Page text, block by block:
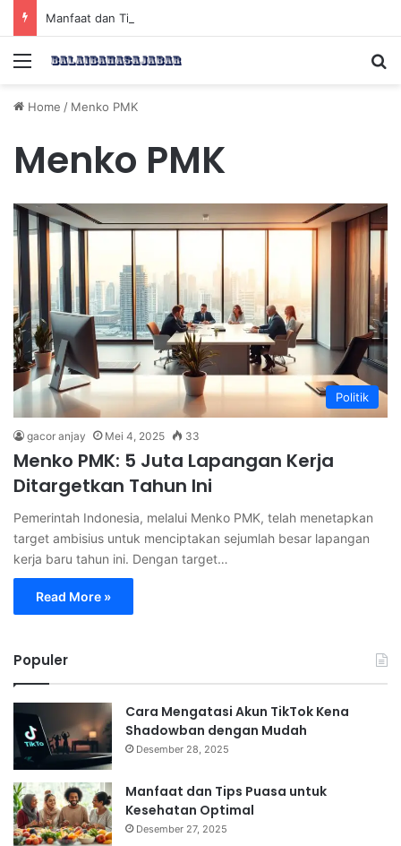
Manfaat dan Tips Puasa untuk Kesehatan Optimal
Menu
Home / Menko PMK
Menko PMK
Politik
gacor anjay Mei 4, 2025 33
Menko PMK: 5 Juta Lapangan Kerja
Ditargetkan Tahun Ini
Pemerintah Indonesia, melalui Menko PMK, telah menetapkan
target ambisius untuk menciptakan sejumlah besar lapangan
kerja baru tahun ini. Dengan target…
Read More »
Populer
Cara Mengatasi Akun TikTok Kena
Shadowban dengan Mudah
Desember 28, 2025
Manfaat dan Tips Puasa untuk
Kesehatan Optimal
Desember 27, 2025